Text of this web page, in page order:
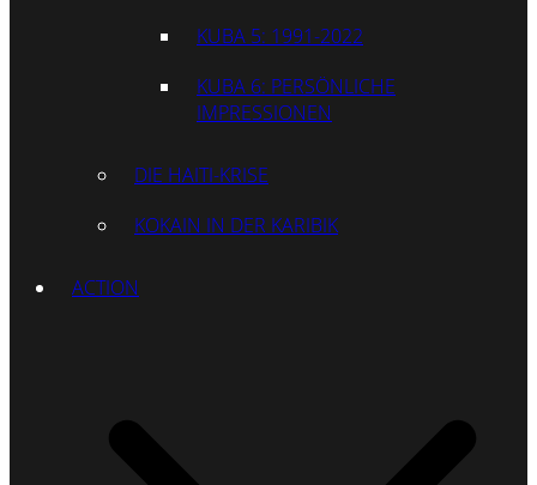
KUBA 5: 1991-2022
KUBA 6: PERSÖNLICHE
IMPRESSIONEN
DIE HAITI-KRISE
KOKAIN IN DER KARIBIK
ACTION